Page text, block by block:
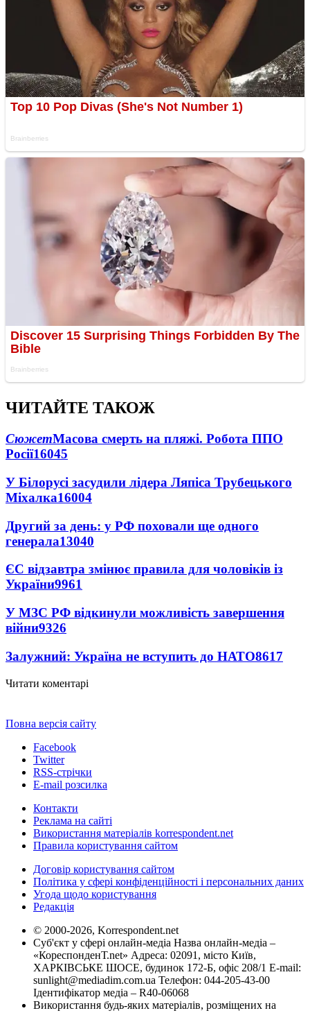
ЧИТАЙТЕ ТАКОЖ
СюжетМасова смерть на пляжі. Робота ППО
Росії16045
У Білорусі засудили лідера Ляпіса Трубецького
Міхалка16004
Другий за день: у РФ поховали ще одного
генерала13040
ЄС відзавтра змінює правила для чоловіків із
України9961
У МЗС РФ відкинули можливість завершення
війни9326
Залужний: Україна не вступить до НАТО8617
Читати коментарі
Повна версія сайту
Facebook
Twitter
RSS-стрічки
E-mail розсилка
Контакти
Реклама на сайті
Використання матеріалів korrespondent.net
Правила користування сайтом
Договір користування сайтом
Політика у сфері конфіденційності і персональних даних
Угода щодо користування
Редакція
© 2000-2026, Korrespondent.net
Суб'єкт у сфері онлайн-медіа Назва онлайн-медіа –
«КореспонденТ.net» Адреса: 02091, місто Київ,
ХАРКІВСЬКЕ ШОСЕ, будинок 172-Б, офіс 208/1 E-mail:
sunlight@mediadim.com.ua Телефон: 044-205-43-00
Ідентифікатор медіа – R40-06068
Використання будь-яких матеріалів, розміщених на